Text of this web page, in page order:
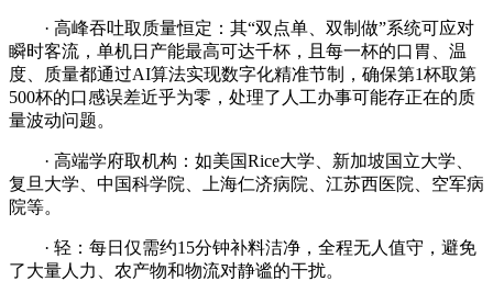
· 高峰吞吐取质量恒定：其“双点单、双制做”系统可应对
瞬时客流，单机日产能最高可达千杯，且每一杯的口胃、温
度、质量都通过AI算法实现数字化精准节制，确保第1杯取第
500杯的口感误差近乎为零，处理了人工办事可能存正在的质
量波动问题。
· 高端学府取机构：如美国Rice大学、新加坡国立大学、
复旦大学、中国科学院、上海仁济病院、江苏西医院、空军病
院等。
· 轻：每日仅需约15分钟补料洁净，全程无人值守，避免
了大量人力、农产物和物流对静谧的干扰。